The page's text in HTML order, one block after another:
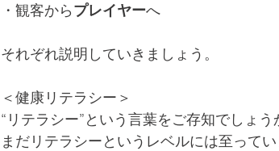
・観客からプレイヤーへ
それぞれ説明していきましょう。
＜健康リテラシー＞
“リテラシー”という言葉をご存知でしょ
まだリテラシーというレベルには至ってい